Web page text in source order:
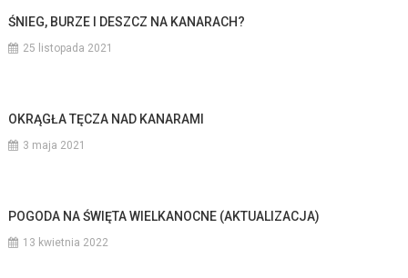
ŚNIEG, BURZE I DESZCZ NA KANARACH?
25 listopada 2021
OKRĄGŁA TĘCZA NAD KANARAMI
3 maja 2021
POGODA NA ŚWIĘTA WIELKANOCNE (AKTUALIZACJA)
13 kwietnia 2022